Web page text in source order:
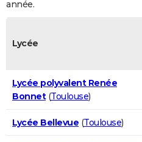
année.
Lycée
Lycée polyvalent Renée
Bonnet(Toulouse)
Lycée Bellevue (Toulouse)